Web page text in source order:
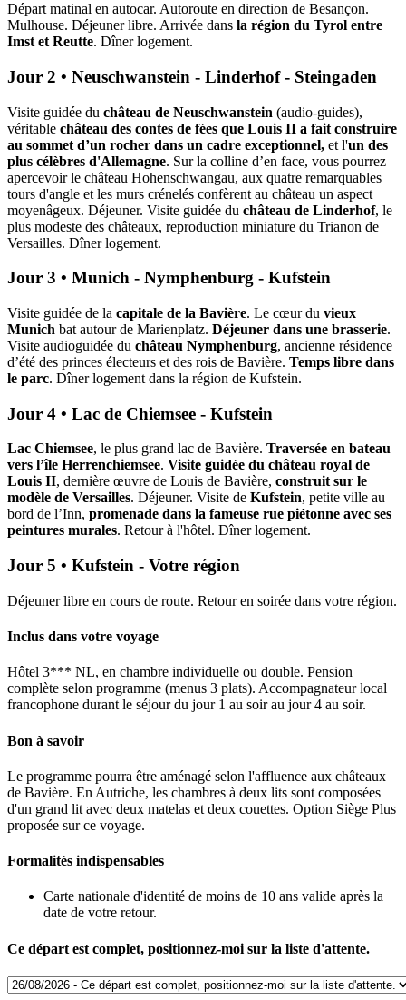
Départ matinal en autocar. Autoroute en direction de Besançon.
Mulhouse. Déjeuner libre. Arrivée dans la région du Tyrol entre
Imst et Reutte. Dîner logement.
Jour 2 • Neuschwanstein - Linderhof - Steingaden
Visite guidée du château de Neuschwanstein (audio-guides),
véritable château des contes de fées que Louis II a fait construire
au sommet d’un rocher dans un cadre exceptionnel, et l'un des
plus célèbres d'Allemagne. Sur la colline d’en face, vous pourrez
apercevoir le château Hohenschwangau, aux quatre remarquables
tours d'angle et les murs crénelés confèrent au château un aspect
moyenâgeux. Déjeuner. Visite guidée du château de Linderhof, le
plus modeste des châteaux, reproduction miniature du Trianon de
Versailles. Dîner logement.
Jour 3 • Munich - Nymphenburg - Kufstein
Visite guidée de la capitale de la Bavière. Le cœur du vieux
Munich bat autour de Marienplatz. Déjeuner dans une brasserie.
Visite audioguidée du château Nymphenburg, ancienne résidence
d’été des princes électeurs et des rois de Bavière. Temps libre dans
le parc. Dîner logement dans la région de Kufstein.
Jour 4 • Lac de Chiemsee - Kufstein
Lac Chiemsee, le plus grand lac de Bavière. Traversée en bateau
vers l’île Herrenchiemsee. Visite guidée du château royal de
Louis II, dernière œuvre de Louis de Bavière, construit sur le
modèle de Versailles. Déjeuner. Visite de Kufstein, petite ville au
bord de l’Inn, promenade dans la fameuse rue piétonne avec ses
peintures murales. Retour à l'hôtel. Dîner logement.
Jour 5 • Kufstein - Votre région
Déjeuner libre en cours de route. Retour en soirée dans votre région.
Inclus dans votre voyage
Hôtel 3*** NL, en chambre individuelle ou double. Pension
complète selon programme (menus 3 plats). Accompagnateur local
francophone durant le séjour du jour 1 au soir au jour 4 au soir.
Bon à savoir
Le programme pourra être aménagé selon l'affluence aux châteaux
de Bavière. En Autriche, les chambres à deux lits sont composées
d'un grand lit avec deux matelas et deux couettes. Option Siège Plus
proposée sur ce voyage.
Formalités indispensables
Carte nationale d'identité de moins de 10 ans valide après la
date de votre retour.
Ce départ est complet, positionnez-moi sur la liste d'attente.